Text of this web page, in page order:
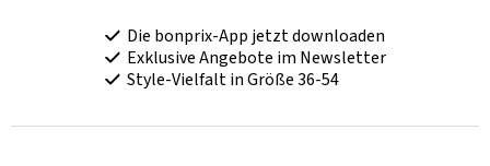
Die bonprix-App jetzt downloaden
Exklusive Angebote im Newsletter
Style-Vielfalt in Größe 36-54